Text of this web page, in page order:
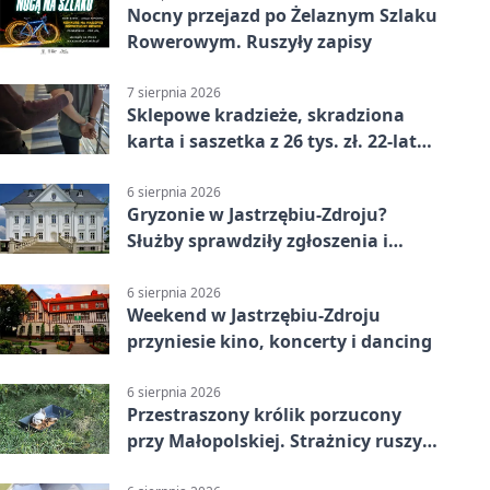
Nocny przejazd po Żelaznym Szlaku
Rowerowym. Ruszyły zapisy
7 sierpnia 2026
Sklepowe kradzieże, skradziona
karta i saszetka z 26 tys. zł. 22-latek
6 sierpnia 2026
Gryzonie w Jastrzębiu-Zdroju?
Służby sprawdziły zgłoszenia i
6 sierpnia 2026
Weekend w Jastrzębiu-Zdroju
przyniesie kino, koncerty i dancing
6 sierpnia 2026
Przestraszony królik porzucony
przy Małopolskiej. Strażnicy ruszyli